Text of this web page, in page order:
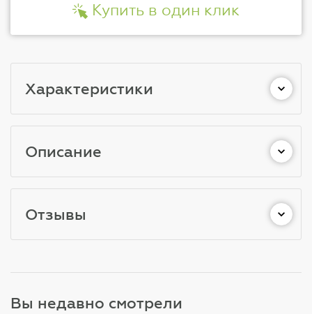
Купить в один клик
Характеристики
Описание
Отзывы
Вы недавно смотрели